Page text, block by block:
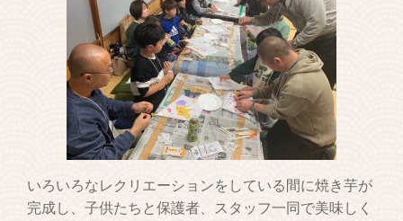
いろいろなレクリエーションをしている間に焼き芋が
完成し、子供たちと保護者、スタッフ一同で美味しく